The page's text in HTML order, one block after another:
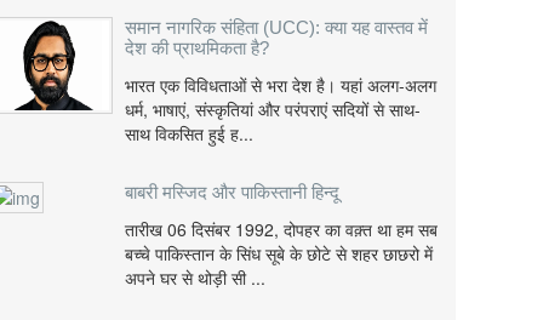
समान नागरिक संहिता (UCC): क्या यह वास्तव में
देश की प्राथमिकता है?
भारत एक विविधताओं से भरा देश है। यहां अलग-अलग
धर्म, भाषाएं, संस्कृतियां और परंपराएं सदियों से साथ-
साथ विकसित हुई ह...
बाबरी मस्जिद और पाकिस्तानी हिन्दू
तारीख 06 दिसंबर 1992, दोपहर का वक़्त था हम सब
बच्चे पाकिस्तान के सिंध सूबे के छोटे से शहर छाछरो में
अपने घर से थोड़ी सी ...